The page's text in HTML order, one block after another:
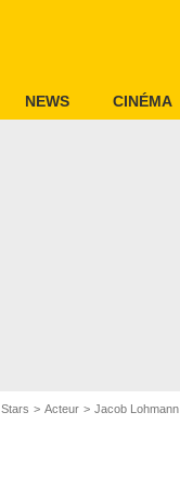
NEWS CINÉMA
Stars Acteur Jacob Lohmann